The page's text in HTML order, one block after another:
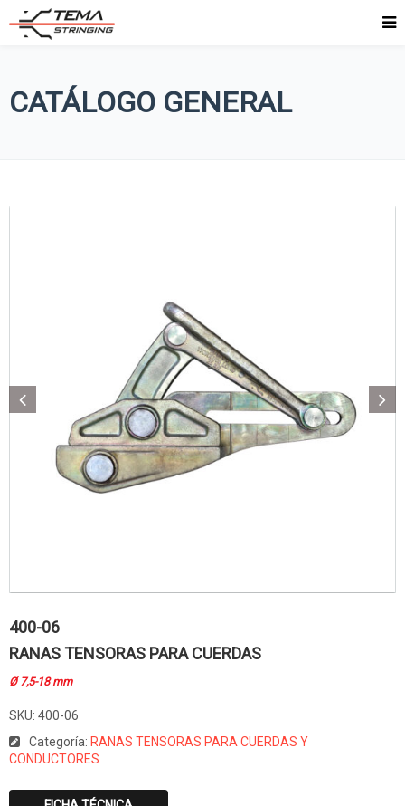
CATÁLOGO GENERAL
400-06
RANAS TENSORAS PARA CUERDAS
Ø 7,5-18 mm
SKU: 400-06
Categoría: RANAS TENSORAS PARA CUERDAS Y
CONDUCTORES